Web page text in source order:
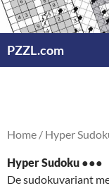
Ga
naar
inhoud
PZZL.com
Home / Hyper
Hyper Sudoku ●●●
De sudokuvariant